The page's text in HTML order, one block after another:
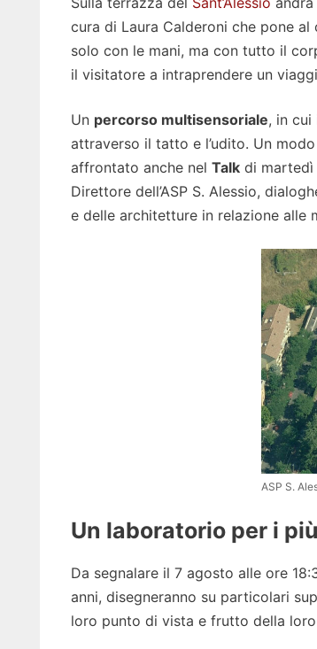
cura di Laura Calderoni che pone
solo con le mani, ma con tutto il
il visitatore a intraprendere un
Un percorso multisensoriale, in
attraverso il tatto e l’udito. Un
affrontato anche nel Talkdi martedì
Direttore dell’ASP S. Alessio,
e delle architetture in relazione alle
ASP S.
Un laboratorio per i
Da segnalare il 7 agosto alle ore
anni, disegneranno su particolari
loro punto di vista e frutto della